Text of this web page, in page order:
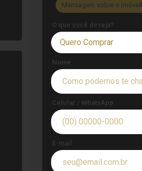
Mensagem sobre o imóvel
O que você deseja?
Quero Comprar
Nome
Celular / WhatsApp
E-mail